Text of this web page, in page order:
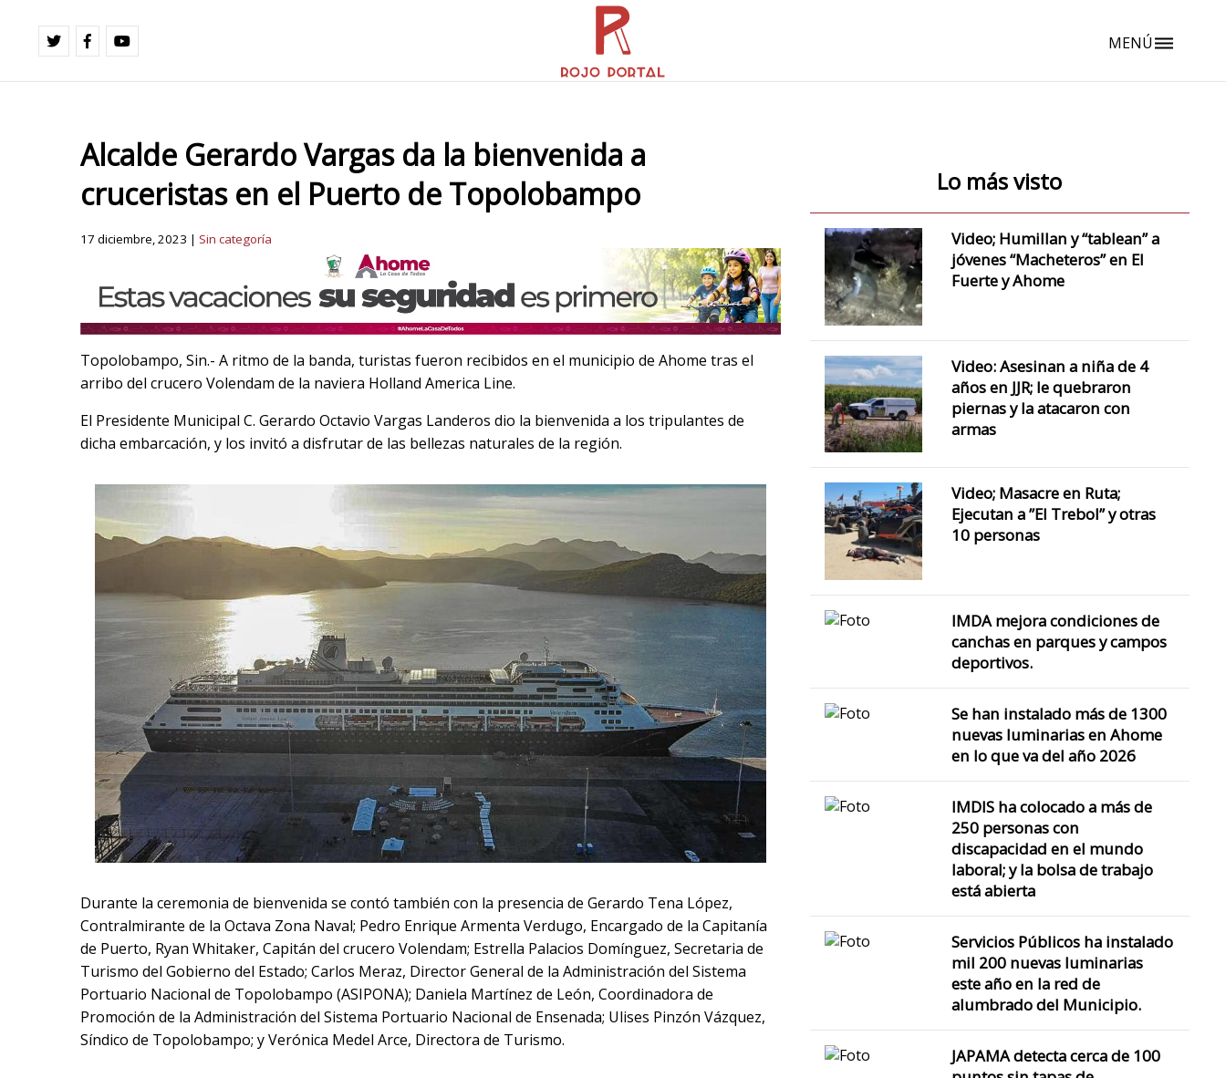
dehaze
MENÚ
Alcalde Gerardo Vargas da la bienvenida a
cruceristas en el Puerto de Topolobampo
17 diciembre, 2023 | Sin categoría
Topolobampo, Sin.- A ritmo de la banda, turistas fueron recibidos en el municipio de Ahome tras el
arribo del crucero Volendam de la naviera Holland America Line.
El Presidente Municipal C. Gerardo Octavio Vargas Landeros dio la bienvenida a los tripulantes de
dicha embarcación, y los invitó a disfrutar de las bellezas naturales de la región.
Durante la ceremonia de bienvenida se contó también con la presencia de Gerardo Tena López,
Contralmirante de la Octava Zona Naval; Pedro Enrique Armenta Verdugo, Encargado de la Capitanía
de Puerto, Ryan Whitaker, Capitán del crucero Volendam; Estrella Palacios Domínguez, Secretaria de
Turismo del Gobierno del Estado; Carlos Meraz, Director General de la Administración del Sistema
Portuario Nacional de Topolobampo (ASIPONA); Daniela Martínez de León, Coordinadora de
Promoción de la Administración del Sistema Portuario Nacional de Ensenada; Ulises Pinzón Vázquez,
Síndico de Topolobampo; y Verónica Medel Arce, Directora de Turismo.
Lo más visto
Video; Humillan y “tablean” a
jóvenes “Macheteros” en El
Fuerte y Ahome
Video: Asesinan a niña de 4
años en JJR; le quebraron
piernas y la atacaron con
armas
Video; Masacre en Ruta;
Ejecutan a ”El Trebol” y otras
10 personas
IMDA mejora condiciones de
canchas en parques y campos
deportivos.
Se han instalado más de 1300
nuevas luminarias en Ahome
en lo que va del año 2026
IMDIS ha colocado a más de
250 personas con
discapacidad en el mundo
laboral; y la bolsa de trabajo
está abierta
Servicios Públicos ha instalado
mil 200 nuevas luminarias
este año en la red de
alumbrado del Municipio.
JAPAMA detecta cerca de 100